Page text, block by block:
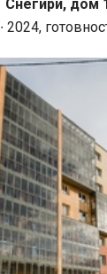
Енисей и 500
спусками
безопасности
изолирована
Снегири, дом
2024,